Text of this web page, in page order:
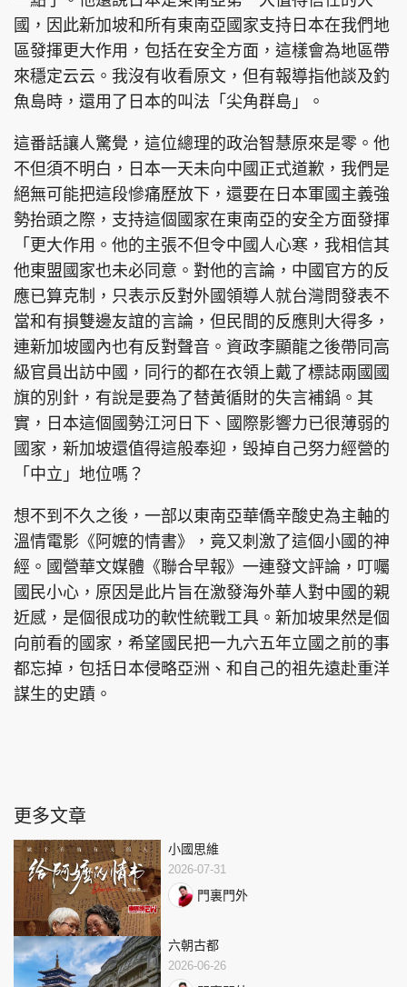
國，因此新加坡和所有東南亞國家支持日本在我們地
區發揮更大作用，包括在安全方面，這樣會為地區帶
來穩定云云。我沒有收看原文，但有報導指他談及釣
魚島時，還用了日本的叫法「尖角群島」。
這番話讓人驚覺，這位總理的政治智慧原來是零。他
不但須不明白，日本一天未向中國正式道歉，我們是
絕無可能把這段慘痛歷放下，還要在日本軍國主義強
勢抬頭之際，支持這個國家在東南亞的安全方面發揮
「更大作用。他的主張不但令中國人心寒，我相信其
他東盟國家也未必同意。對他的言論，中國官方的反
應已算克制，只表示反對外國領導人就台灣問發表不
當和有損雙邊友誼的言論，但民間的反應則大得多，
連新加坡國內也有反對聲音。資政李顯龍之後帶同高
級官員出訪中國，同行的都在衣領上戴了標誌兩國國
旗的別針，有說是要為了替黃循財的失言補鍋。其
實，日本這個國勢江河日下、國際影響力已很薄弱的
國家，新加坡還值得這般奉迎，毁掉自己努力經營的
「中立」地位嗎？
想不到不久之後，一部以東南亞華僑辛酸史為主軸的
溫情電影《阿嬤的情書》，竟又刺激了這個小國的神
經。國營華文媒體《聯合早報》一連發文評論，叮囑
國民小心，原因是此片旨在激發海外華人對中國的親
近感，是個很成功的軟性統戰工具。新加坡果然是個
向前看的國家，希望國民把一九六五年立國之前的事
都忘掉，包括日本侵略亞洲、和自己的祖先遠赴重洋
謀生的史蹟。
更多文章
小國思維
2026-07-31
門裏門外
六朝古都
2026-06-26